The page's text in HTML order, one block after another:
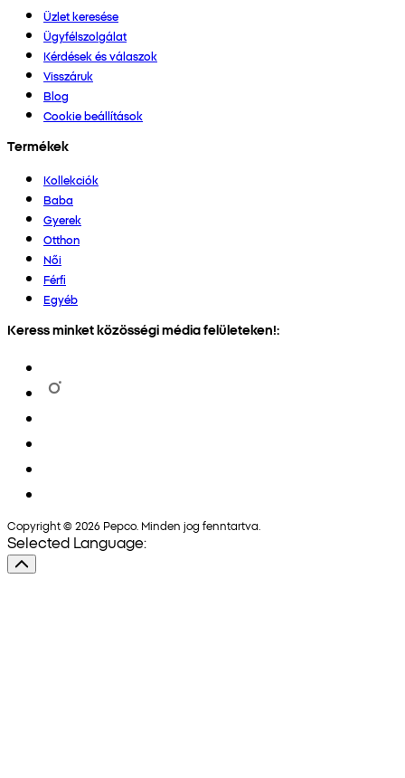
Üzlet keresése
Ügyfélszolgálat
Kérdések és válaszok
Visszáruk
Blog
Cookie beállítások
Termékek
Kollekciók
Baba
Gyerek
Otthon
Női
Férfi
Egyéb
Keress minket közösségi média felületeken!:
Copyright © 2026 Pepco. Minden jog fenntartva.
Selected Language: